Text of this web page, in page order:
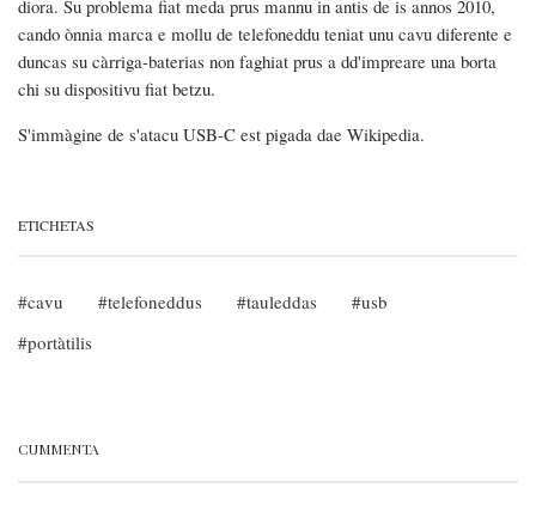
diora. Su problema fiat meda prus mannu in antis de is annos 2010,
cando ònnia marca e mollu de telefoneddu teniat unu cavu diferente e
duncas su càrriga-baterias non faghiat prus a dd'impreare una borta
chi su dispositivu fiat betzu.
S'immàgine de s'atacu USB-C est pigada dae Wikipedia.
ETICHETAS
cavu telefoneddus tauleddas
usb
portàtilis
CUMMENTA